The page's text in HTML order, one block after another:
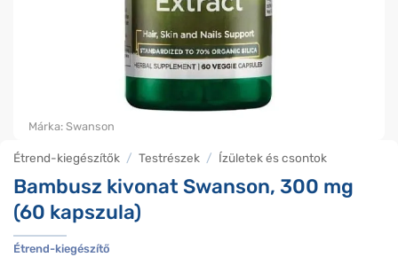
Étrend-kiegészítők / Testrészek / Ízületek és csontok
Bambusz kivonat Swanson, 300 mg
(60 kapszula)
Étrend-kiegészítő
Márka: Swanson